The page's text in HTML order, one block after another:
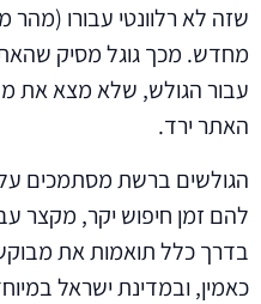
שזה לא רלוונטי עבורו (מהר
מחדש. מכך גוגל מסיק
עבור הגולש, שלא מצא את
האתר ירד.
הגולשים ברשת מסתמכים על
להם זמן חיפוש יקר, מקצר
בדרך כלל תואמות את
כאמין, ובמדינת ישראל